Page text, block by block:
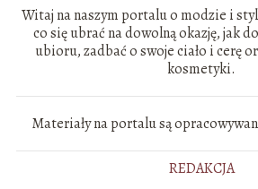
Witaj na naszym portalu o modzie i
co się ubrać na dowolną okazję, jak
ubioru, zadbać o swoje ciało i cerę
kosmetyki.
Materiały na portalu są
REDAKCJA